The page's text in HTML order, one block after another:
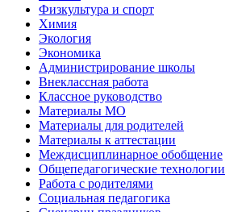
Физкультура и спорт
Химия
Экология
Экономика
Администрирование школы
Внеклассная работа
Классное руководство
Материалы МО
Материалы для родителей
Материалы к аттестации
Междисциплинарное обобщение
Общепедагогические технологии
Работа с родителями
Социальная педагогика